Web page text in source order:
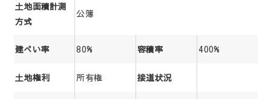
土地面積計測
方式
公簿
建ぺい率 80% 容積率 400%
土地権利 所有権 接道状況